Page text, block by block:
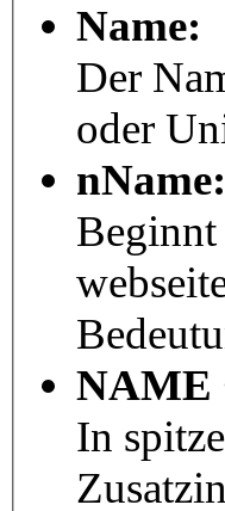
Name:
Der
oder
nName:
NAME
In